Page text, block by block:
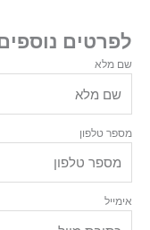
לפרטים
שם מלא
מספר טלפון
אימייל